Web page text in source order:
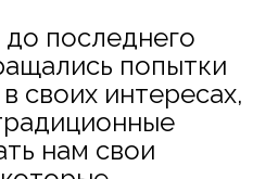
последнего
попытки
своих интересах,
нам свои